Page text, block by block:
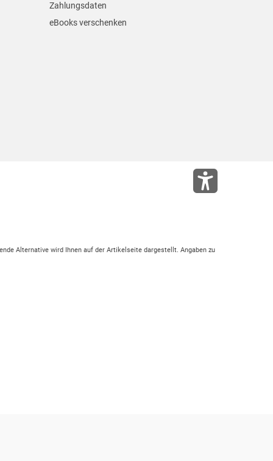
Zahlungsdaten
eBooks verschenken
Alternative wird Ihnen auf der Artikelseite dargestellt. Angaben zu